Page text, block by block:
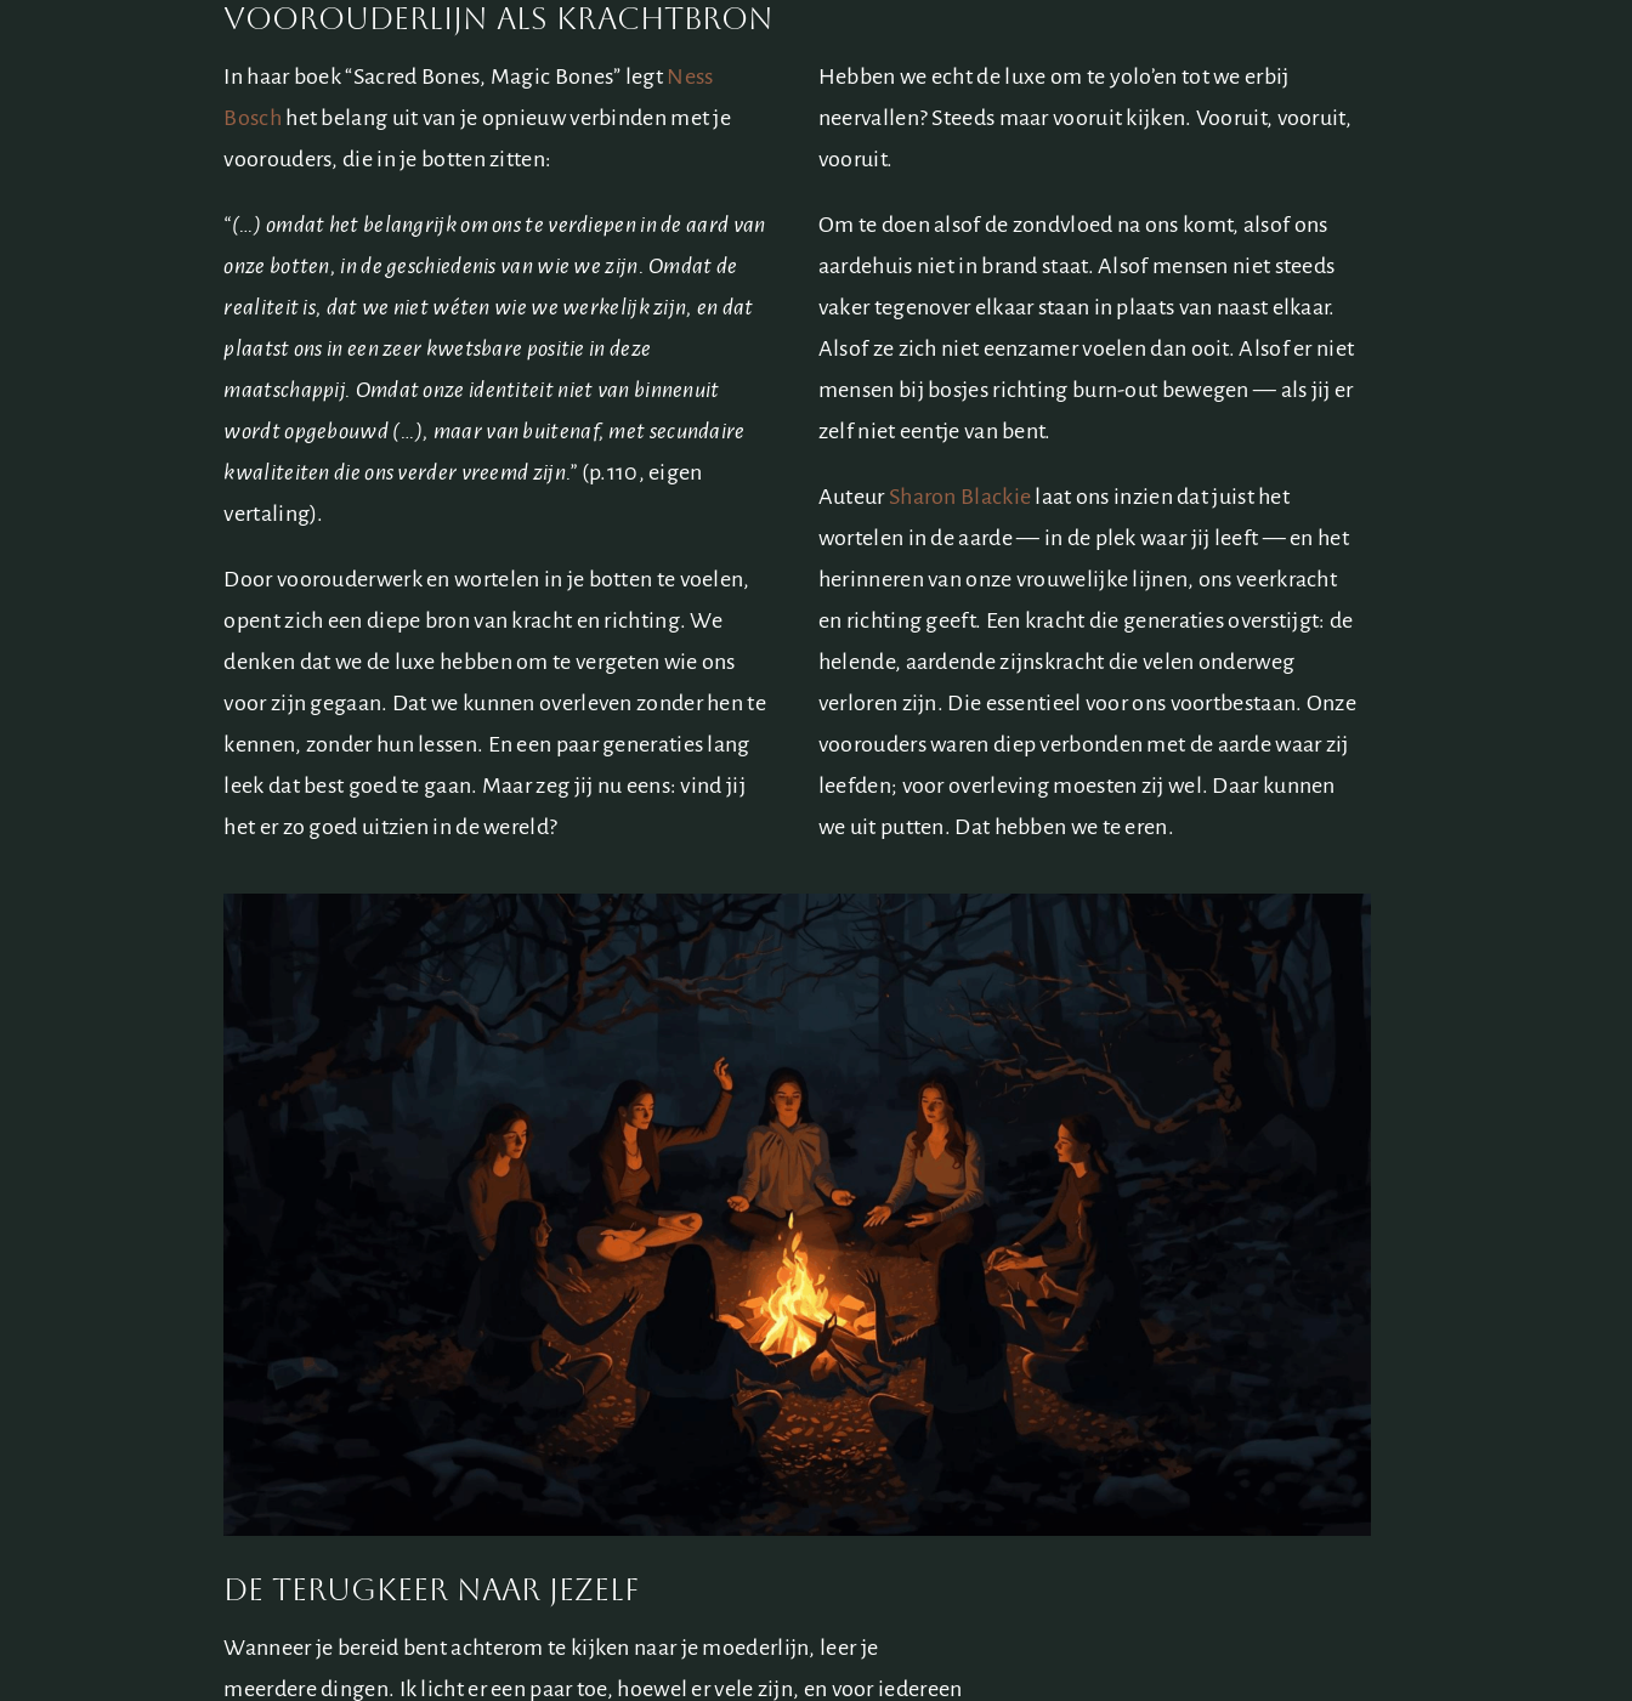
Voorouderlijn als krachtbron
In haar boek “Sacred Bones, Magic Bones” legt Ness
Bosch het belang uit van je opnieuw verbinden met je
voorouders, die in je botten zitten:
“(…) omdat het belangrijk om ons te verdiepen in de aard van
onze botten, in de geschiedenis van wie we zijn. Omdat de
realiteit is, dat we niet wéten wie we werkelijk zijn, en dat
plaatst ons in een zeer kwetsbare positie in deze
maatschappij. Omdat onze identiteit niet van binnenuit
wordt opgebouwd (…), maar van buitenaf, met secundaire
kwaliteiten die ons verder vreemd zijn.” (p.110, eigen
vertaling).
Door voorouderwerk en wortelen in je botten te voelen,
opent zich een diepe bron van kracht en richting. We
denken dat we de luxe hebben om te vergeten wie ons
voor zijn gegaan. Dat we kunnen overleven zonder hen te
kennen, zonder hun lessen. En een paar generaties lang
leek dat best goed te gaan. Maar zeg jij nu eens: vind jij
het er zo goed uitzien in de wereld?
Hebben we echt de luxe om te yolo’en tot we erbij
neervallen? Steeds maar vooruit kijken. Vooruit, vooruit,
vooruit.
Om te doen alsof de zondvloed na ons komt, alsof ons
aardehuis niet in brand staat. Alsof mensen niet steeds
vaker tegenover elkaar staan in plaats van naast elkaar.
Alsof ze zich niet eenzamer voelen dan ooit. Alsof er niet
mensen bij bosjes richting burn-out bewegen — als jij er
zelf niet eentje van bent.
Auteur Sharon Blackie laat ons inzien dat juist het
wortelen in de aarde — in de plek waar jij leeft — en het
herinneren van onze vrouwelijke lijnen, ons veerkracht
en richting geeft. Een kracht die generaties overstijgt: de
helende, aardende zijnskracht die velen onderweg
verloren zijn. Die essentieel voor ons voortbestaan. Onze
voorouders waren diep verbonden met de aarde waar zij
leefden; voor overleving moesten zij wel. Daar kunnen
we uit putten. Dat hebben we te eren.
De terugkeer naar jezelf
Wanneer je bereid bent achterom te kijken naar je moederlijn, leer je
meerdere dingen. Ik licht er een paar toe, hoewel er vele zijn, en voor iedereen